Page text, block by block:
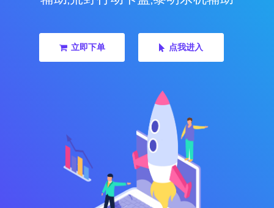
立即下单 点我进入